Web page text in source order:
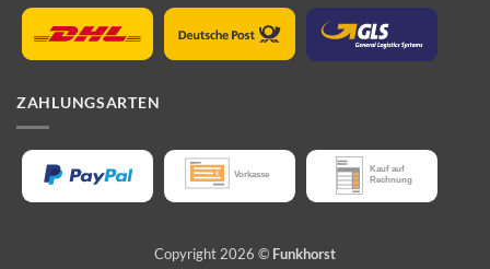
ZAHLUNGSARTEN
Copyright 2026 © Funkhorst